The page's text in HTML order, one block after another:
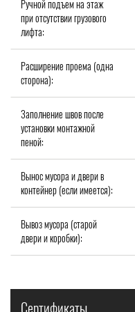
Ручной подъем на этаж
при отсутствии грузового
лифта:
Расширение проема (одна
сторона):
Заполнение швов после
установки монтажной
пеной:
Вынос мусора и двери в
контейнер (если имеется):
Вывоз мусора (старой
двери и коробки):